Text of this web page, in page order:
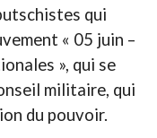
qui
« 05 juin –
», qui se
militaire, qui
du pouvoir.